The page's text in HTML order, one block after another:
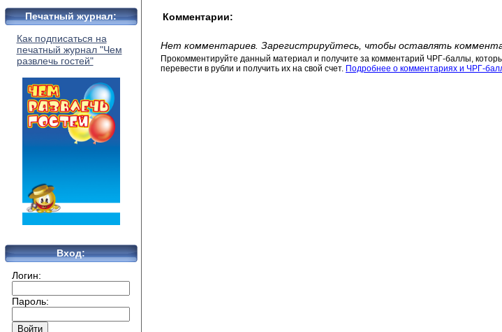
Печатный журнал:
Как подписаться на
печатный журнал "Чем
развлечь гостей"
Вход:
Логин:
Пароль:
Комментарии:
Нет комментариев. Зарегистрируйтесь, чтобы оставлять
Прокомментируйте данный материал и получите за комментарий ЧРГ-баллы,
перевести в рубли и получить их на свой счет. Подробнее о комментариях и ЧРГ-